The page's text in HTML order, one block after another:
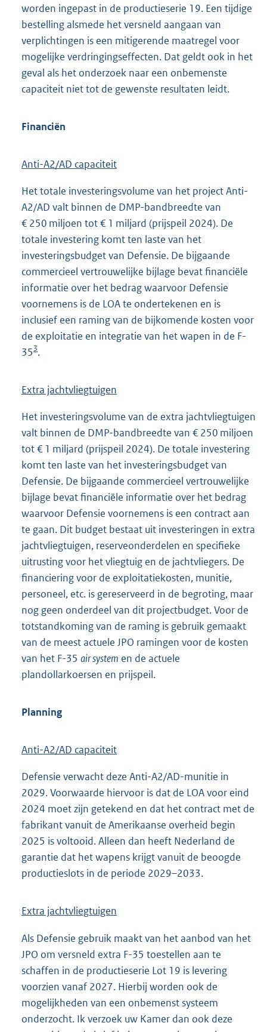
worden ingepast in de productieserie 19. Een tijdige
bestelling alsmede het versneld aangaan van
verplichtingen is een mitigerende maatregel voor
mogelijke verdringingseffecten. Dat geldt ook in het
geval als het onderzoek naar een onbemenste
capaciteit niet tot de gewenste resultaten leidt.
Financiën
Anti-A2/AD capaciteit
Het totale investeringsvolume van het project Anti-
A2/AD valt binnen de DMP-bandbreedte van
€ 250 miljoen tot € 1 miljard (prijspeil 2024). De
totale investering komt ten laste van het
investeringsbudget van Defensie. De bijgaande
commercieel vertrouwelijke bijlage bevat financiële
informatie over het bedrag waarvoor Defensie
voornemens is de LOA te ondertekenen en is
inclusief een raming van de bijkomende kosten voor
de exploitatie en integratie van het wapen in de F-
353.
Extra jachtvliegtuigen
Het investeringsvolume van de extra jachtvliegtuigen
valt binnen de DMP-bandbreedte van € 250 miljoen
tot € 1 miljard (prijspeil 2024). De totale investering
komt ten laste van het investeringsbudget van
Defensie. De bijgaande commercieel vertrouwelijke
bijlage bevat financiële informatie over het bedrag
waarvoor Defensie voornemens is een contract aan
te gaan. Dit budget bestaat uit investeringen in extra
jachtvliegtuigen, reserveonderdelen en specifieke
uitrusting voor het vliegtuig en de jachtvliegers. De
financiering voor de exploitatiekosten, munitie,
personeel, etc. is gereserveerd in de begroting, maar
nog geen onderdeel van dit projectbudget. Voor de
totstandkoming van de raming is gebruik gemaakt
van de meest actuele JPO ramingen voor de kosten
van het F-35 air system en de actuele
plandollarkoersen en prijspeil.
Planning
Anti-A2/AD capaciteit
Defensie verwacht deze Anti-A2/AD-munitie in
2029. Voorwaarde hiervoor is dat de LOA voor eind
2024 moet zijn getekend en dat het contract met de
fabrikant vanuit de Amerikaanse overheid begin
2025 is voltooid. Alleen dan heeft Nederland de
garantie dat het wapens krijgt vanuit de beoogde
productieslots in de periode 2029–2033.
Extra jachtvliegtuigen
Als Defensie gebruik maakt van het aanbod van het
JPO om versneld extra F-35 toestellen aan te
schaffen in de productieserie Lot 19 is levering
voorzien vanaf 2027. Hierbij worden ook de
mogelijkheden van een onbemenst systeem
onderzocht. Ik verzoek uw Kamer dan ook deze